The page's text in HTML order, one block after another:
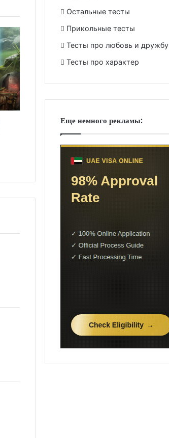
Остальные тесты
Прикольные тесты
Тесты про любовь и дружбу
Тесты про характер
Еще немного рекламы: